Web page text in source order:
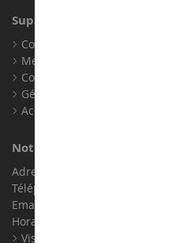
Support client
Conditions générales de
Mentions légales
Contact
Gérer les cookies
Accessibilité : non conforme
Notre magasin de
Adresse : ZA LE Chemin,
Téléphone :
Email :
Horaires : Du lundi au Samedi
Visite virtuelle